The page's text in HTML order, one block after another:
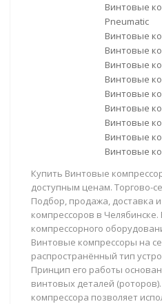
Винтовые
Pneumatic
Винтовые
Винтовые
Винтовые
Винтовые
Винтовые
Винтовые
Винтовые
Винтовые
Винтовые
Купить Винтовые
доступным ценам. Торгово-
Подбор, продажа, доставка
компрессоров в
компрессорного
Винтовые компрессоры на
распространённый тип
Принцип его работы
винтовых деталей
компрессора позволяет